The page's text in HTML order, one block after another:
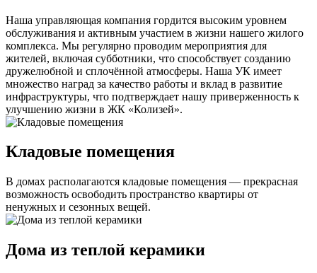
Наша управляющая компания гордится высоким уровнем
обслуживания и активным участием в жизни нашего жилого
комплекса. Мы регулярно проводим мероприятия для
жителей, включая субботники, что способствует созданию
дружелюбной и сплочённой атмосферы. Наша УК имеет
множество наград за качество работы и вклад в развитие
инфраструктуры, что подтверждает нашу приверженность к
улучшению жизни в ЖК «Колизей».
Кладовые помещения
В домах располагаются кладовые помещения — прекрасная
возможность освободить пространство квартиры от
ненужных и сезонных вещей.
Дома из теплой керамики